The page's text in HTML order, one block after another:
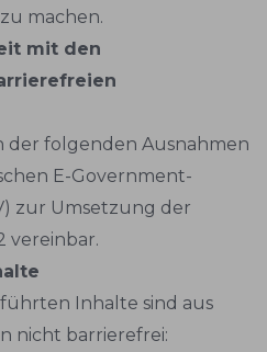
machen.
mit den
der folgenden Ausnahmen
E-Government-
zur Umsetzung der
vereinbar.
Inhalte sind aus
nicht barrierefrei: